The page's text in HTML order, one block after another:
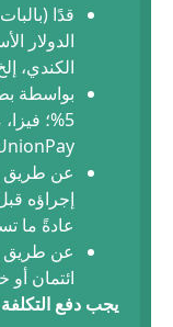
قدًا
الدولار
الكندي،
5%؛
عن طريق
إجراؤه
عادةً ما
عن طريق
ائتمان أو
يجب دفع التكلفة